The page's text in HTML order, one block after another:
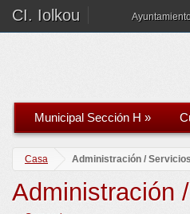
CI. Iolkou
Municipal Sección H »
Casa Administración / Servicios
Administración